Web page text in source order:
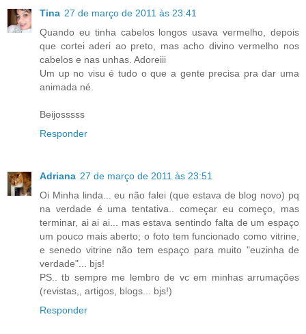
Tina 27 de março de 2011 às 23:41
Quando eu tinha cabelos longos usava vermelho, depois
que cortei aderi ao preto, mas acho divino vermelho nos
cabelos e nas unhas. Adoreiii
Um up no visu é tudo o que a gente precisa pra dar uma
animada né.
Beijosssss
Responder
Adriana 27 de março de 2011 às 23:51
Oi Minha linda... eu não falei (que estava de blog novo) pq
na verdade é uma tentativa.. começar eu começo, mas
terminar, ai ai ai... mas estava sentindo falta de um espaço
um pouco mais aberto; o foto tem funcionado como vitrine,
e senedo vitrine não tem espaço para muito "euzinha de
verdade"... bjs!
PS.. tb sempre me lembro de vc em minhas arrumações
(revistas,, artigos, blogs... bjs!)
Responder